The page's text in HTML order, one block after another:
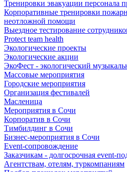
Тренировки эвакуации персонала
Корпоративные тренировки
неотложной помощи
Выездное тестирование
Protect team health
Экологические проекты
Экологические акции
ЭкоФест - экологический
Массовые мероприятия
Городские мероприятия
Организация фестивалей
Масленица
Мероприятия в Сочи
Корпоратив в Сочи
Тимбилдинг в Сочи
Бизнес-мероприятия в Сочи
Event-сопровождение
Заказчикам - долгосрочная event-
Агентствам, отелям, туркомпаниям